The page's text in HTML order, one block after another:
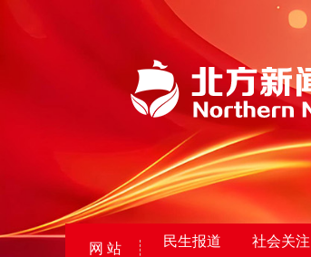
网 站
民生报道 社会关注